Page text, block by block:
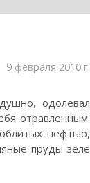
9 февраля 2010 г.
одолевал
отравленным.
нефтью,
пруды зеле